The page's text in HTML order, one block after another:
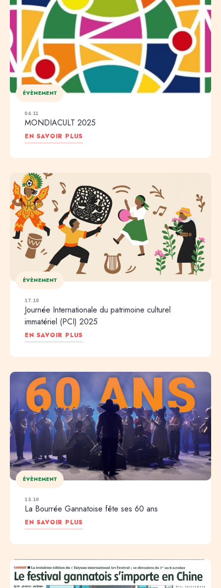
ÉVÈNEMENT
04.11
MONDIACULT 2025
EN SAVOIR PLUS
ÉVÈNEMENT
17.10
Journée Internationale du patrimoine culturel
immatériel (PCI) 2025
EN SAVOIR PLUS
ÉVÈNEMENT
13.10
La Bourrée Gannatoise fête ses 60 ans
EN SAVOIR PLUS